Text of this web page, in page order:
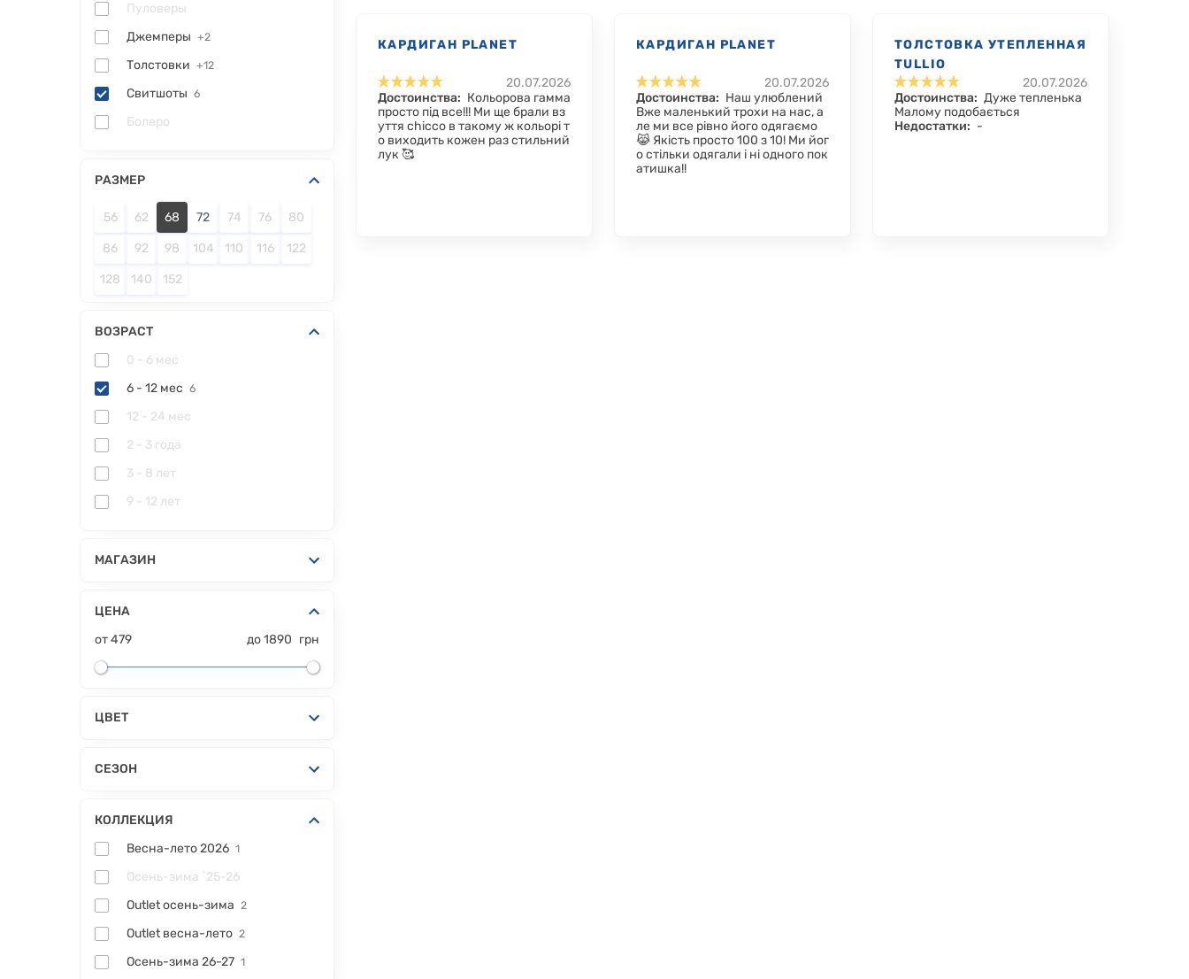
Пуловеры
Джемперы +2
Толстовки +12
Свитшоты 6
Болеро
РАЗМЕР
56 62 68 72 74 76 80
86 92 98 104 110 116 122
128 140 152
ВОЗРАСТ
0 - 6 мес
6 - 12 мес 6
12 - 24 мес
2 - 3 года
3 - 8 лет
9 - 12 лет
МАГАЗИН
ЦЕНА
от479 до1890 грн
ЦВЕТ
СЕЗОН
КОЛЛЕКЦИЯ
Весна-лето 2026 1
Осень-зима `25-26
Outlet осень-зима 2
Outlet весна-лето 2
Осень-зима 26-27 1
КАРДИГАН PLANET
20.07.2026
Достоинства: Кольорова гамма
просто під все!!! Ми ще брали вз
уття chicco в такому ж кольорі т
о виходить кожен раз стильний
лук 🥰
КАРДИГАН PLANET
20.07.2026
Достоинства: Наш улюблений
Вже маленький трохи на нас, а
ле ми все рівно його одягаємо
😹 Якість просто 100 з 10! Ми йог
о стільки одягали і ні одного пок
атишка!!
ТОЛСТОВКА УТЕПЛЕННАЯ
TULLIO
20.07.2026
Достоинства: Дуже тепленька
Малому подобається
Недостатки: -